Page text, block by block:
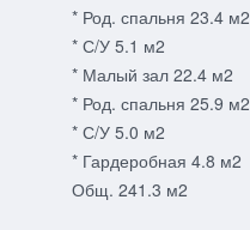
* Род. спальня 23.4 м2
* С/У 5.1 м2
* Малый зал 22.4 м2
* Род. спальня 25.9 м2
* С/У 5.0 м2
* Гардеробная 4.8 м2
Общ. 241.3 м2